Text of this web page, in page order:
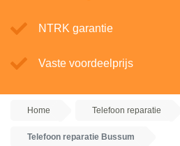
NTRK garantie
Vaste voordeelprijs
Home Telefoon reparatie
Telefoon reparatie Bussum